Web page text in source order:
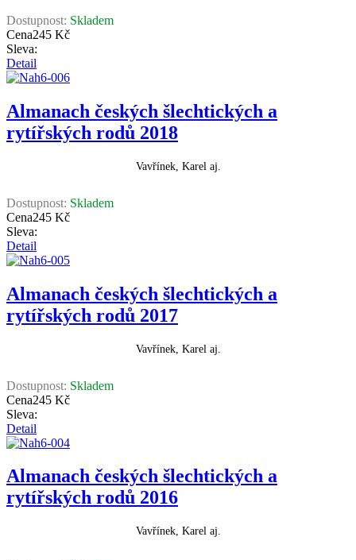
Dostupnost: Skladem
Cena245 Kč
Sleva:
Detail
Almanach českých šlechtických a
rytířských rodů 2018
Vavřínek, Karel aj.
Dostupnost: Skladem
Cena245 Kč
Sleva:
Detail
Almanach českých šlechtických a
rytířských rodů 2017
Vavřínek, Karel aj.
Dostupnost: Skladem
Cena245 Kč
Sleva:
Detail
Almanach českých šlechtických a
rytířských rodů 2016
Vavřínek, Karel aj.